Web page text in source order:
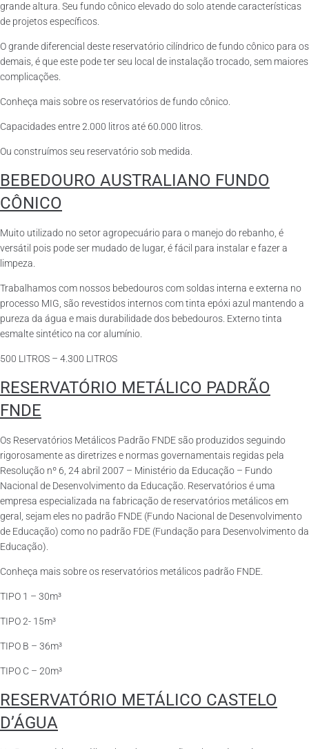
grande altura. Seu fundo cônico elevado do solo atende características
de projetos específicos.
O grande diferencial deste reservatório cilíndrico de fundo cônico para os
demais, é que este pode ter seu local de instalação trocado, sem maiores
complicações.
Conheça mais sobre os reservatórios de fundo cônico.
Capacidades entre 2.000 litros até 60.000 litros.
Ou construímos seu reservatório sob medida.
BEBEDOURO AUSTRALIANO FUNDO
CÔNICO
Muito utilizado no setor agropecuário para o manejo do rebanho, é
versátil pois pode ser mudado de lugar, é fácil para instalar e fazer a
limpeza.
Trabalhamos com nossos bebedouros com soldas interna e externa no
processo MIG, são revestidos internos com tinta epóxi azul mantendo a
pureza da água e mais durabilidade dos bebedouros. Externo tinta
esmalte sintético na cor alumínio.
500 LITROS – 4.300 LITROS
RESERVATÓRIO METÁLICO PADRÃO
FNDE
Os Reservatórios Metálicos Padrão FNDE são produzidos seguindo
rigorosamente as diretrizes e normas governamentais regidas pela
Resolução nº 6, 24 abril 2007 – Ministério da Educação – Fundo
Nacional de Desenvolvimento da Educação. Reservatórios é uma
empresa especializada na fabricação de reservatórios metálicos em
geral, sejam eles no padrão FNDE (Fundo Nacional de Desenvolvimento
de Educação) como no padrão FDE (Fundação para Desenvolvimento da
Educação).
Conheça mais sobre os reservatórios metálicos padrão FNDE.
TIPO 1 – 30m³
TIPO 2- 15m³
TIPO B – 36m³
TIPO C – 20m³
RESERVATÓRIO METÁLICO CASTELO
D’ÁGUA